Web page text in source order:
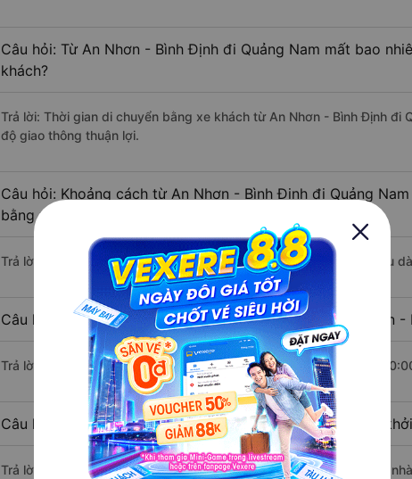
Câu hỏi: Từ An Nhơn - Bình Định đi Quảng Nam mất bao
khách?
Trả lời: Thời gian di chuyển bằng xe khách từ An Nhơn - Bình Định đi
độ giao thông thuận lợi.
Câu hỏi: Khoảng cách từ An Nhơn - Bình Định đi Quảng
bằng xe khách?
Trả lời: Đoạn đường đi Quảng Nam từ An Nhơn - Bình Định có chiều
Câu hỏi: Mỗi ngày có bao nhiêu chuyến xe khách An Nhơn
Trả lời: Trung bình mỗi ngày có khoảng 27 chuyến xe bắt đầu từ
Câu hỏi: Nhà xe đi An Nhơn - Bình Định Quảng Nam nào
Trả lời: Chuyến xe có giờ xuất phát sớm nhất vào lúc 10:00 là của